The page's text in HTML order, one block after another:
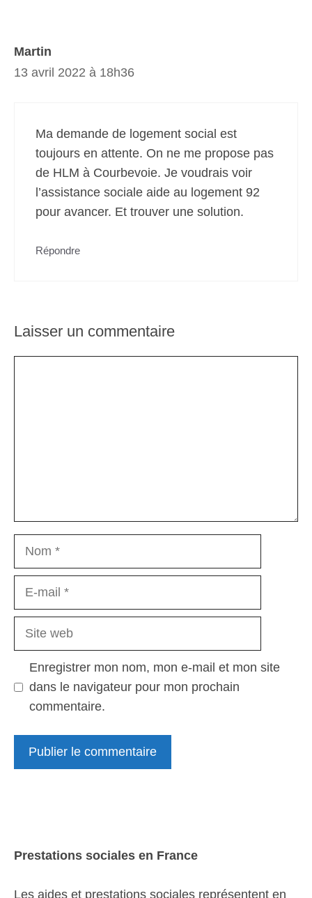
Martin
13 avril 2022 à 18h36
Ma demande de logement social est
toujours en attente. On ne me propose pas
de HLM à Courbevoie. Je voudrais voir
l’assistance sociale aide au logement 92
pour avancer. Et trouver une solution.
Répondre
Laisser un commentaire
Nom
Site
Enregistrer mon nom, mon e-mail et mon site
dans le navigateur pour mon prochain
commentaire.
Prestations sociales en France
Les aides et prestations sociales représentent en